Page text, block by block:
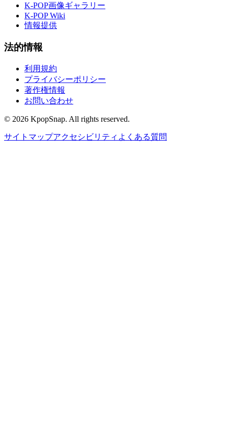
K-POP画像ギャラリー
K-POP Wiki
情報提供
法的情報
利用規約
プライバシーポリシー
著作権情報
お問い合わせ
© 2026 KpopSnap. All rights reserved.
サイトマップアクセシビリティ よくある質問